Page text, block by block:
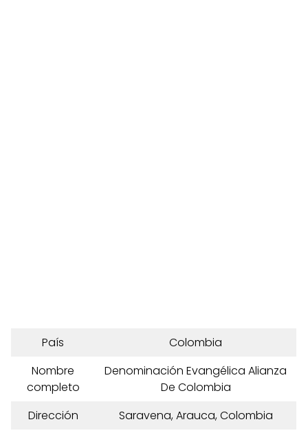
País
Colombia
Nombre
completo
Denominación Evangélica Alianza
De Colombia
Dirección
Saravena, Arauca, Colombia